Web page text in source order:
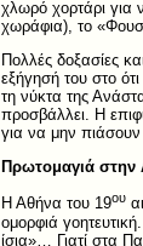
χλωρό χορτάρι για
χωράφια), το
Πολλές δοξασίες
εξήγησή του στο
τη νύκτα της
προσβάλλει. Η
για να μην πιάσουν
Πρωτομαγιά στην
H Aθήνα του 19ου
ομορφιά
ίσια»… Γιατί στα